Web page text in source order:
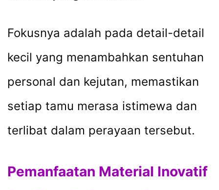
Fokusnya adalah pada detail-detail
kecil yang menambahkan sentuhan
personal dan kejutan, memastikan
setiap tamu merasa istimewa dan
terlibat dalam perayaan tersebut.
Pemanfaatan Material Inovatif